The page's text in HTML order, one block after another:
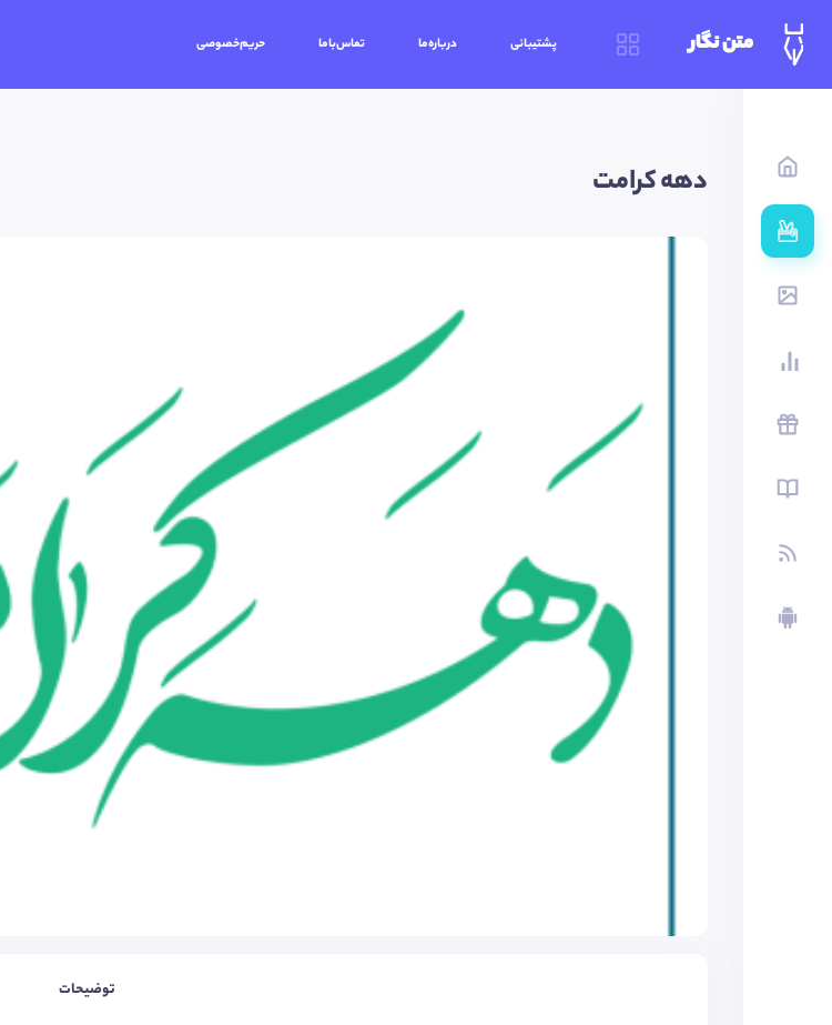
متن نگار پشتیبانی درباره‌ما تماس‌باما حریم‌خصوصی
دهه کرامت
توضیحات